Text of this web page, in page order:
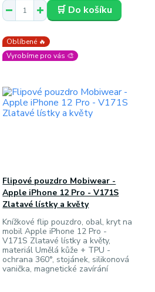
🛒 Do košíku
Oblíbené 🔥
Vyrobíme pro vás 🎨
Flipové pouzdro Mobiwear -
Apple iPhone 12 Pro - V171S
Zlatavé lístky a květy
Knížkové flip pouzdro, obal, kryt na
mobil Apple iPhone 12 Pro -
V171S Zlatavé lístky a květy,
materiál Umělá kůže + TPU -
ochrana 360°, stojánek, silikonová
vanička, magnetické zavírání